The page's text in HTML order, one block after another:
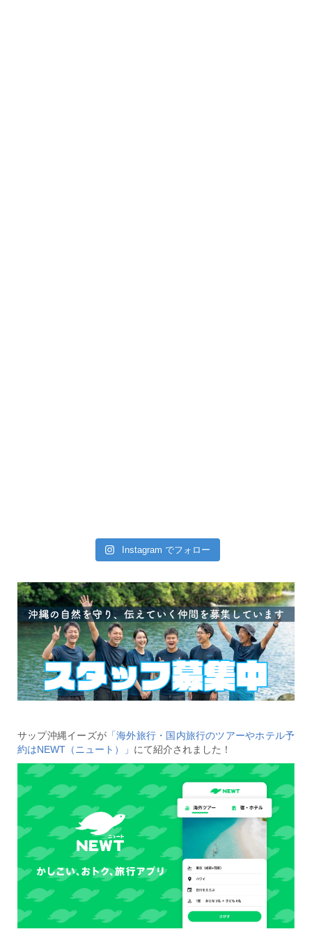
Instagram でフォロー
サップ沖縄イーズが 「海外旅行・国内旅行のツアーやホテル予
約はNEWT（ニュート）」 にて紹介されました！